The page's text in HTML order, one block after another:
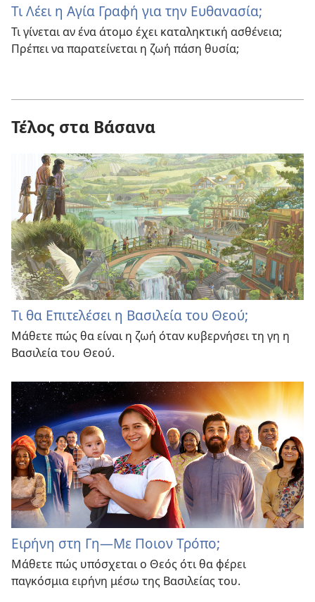
Τι Λέει η Αγία Γραφή για την Ευθανασία;
Τι γίνεται αν ένα άτομο έχει καταληκτική ασθένεια;
Πρέπει να παρατείνεται η ζωή πάση θυσία;
Τέλος στα Βάσανα
Τι θα Επιτελέσει η Βασιλεία του Θεού;
Μάθετε πώς θα είναι η ζωή όταν κυβερνήσει τη γη η
Βασιλεία του Θεού.
Ειρήνη στη Γη—Με Ποιον Τρόπο;
Μάθετε πώς υπόσχεται ο Θεός ότι θα φέρει
παγκόσμια ειρήνη μέσω της Βασιλείας του.